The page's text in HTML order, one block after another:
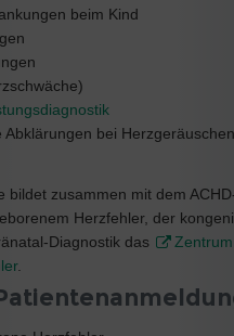
beim Kind
Abklärungen bei Herzgeräuschen
bildet zusammen mit dem
Herzfehler, der
Diagnostik das
.